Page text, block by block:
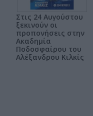
Στις 24 Αυγούστου
ξεκινούν οι
προπονήσεις στην
Ακαδημία
Ποδοσφαίρου του
Αλέξανδρου Κιλκίς